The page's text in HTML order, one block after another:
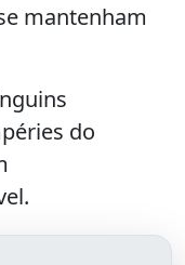
mantenham
do